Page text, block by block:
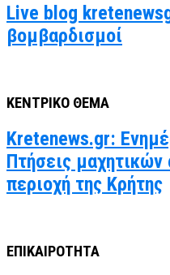
Live blog
βομβαρδισμοί
ΚΕΝΤΡΙΚΟ ΘΕΜΑ
Kretenews.gr:
Πτήσεις
περιοχή της Κρήτης
ΕΠΙΚΑΙΡΟΤΗΤΑ